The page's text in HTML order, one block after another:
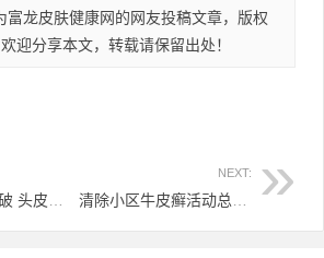
富龙皮肤健康网的网友投稿文章，版权
迎分享本文，转载请保留出处！
NEXT: